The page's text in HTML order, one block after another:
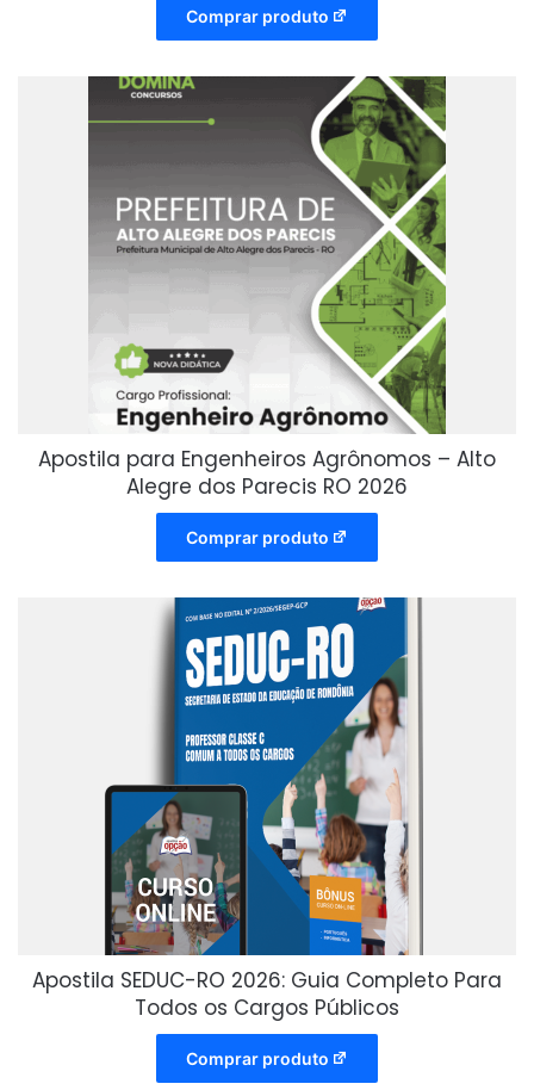
Comprar produto
Apostila para Engenheiros Agrônomos – Alto
Alegre dos Parecis RO 2026
Comprar produto
Apostila SEDUC-RO 2026: Guia Completo Para
Todos os Cargos Públicos
Comprar produto